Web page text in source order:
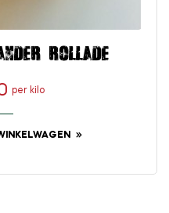
rollade
per kilo